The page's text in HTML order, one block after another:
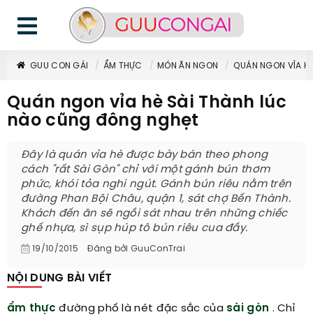
GUU CON GÁI ẨM THỰC MÓN ĂN NGON QUÁN NGON VỈA
Quán ngon vỉa hè Sài Thành lúc
nào cũng đông nghẹt
Đây là quán vỉa hè được bày bán theo phong
cách "rất Sài Gòn" chỉ với một gánh bún thơm
phức, khói tỏa nghi ngút. Gánh bún riêu nằm trên
đường Phan Bội Châu, quận 1, sát chợ Bến Thành.
Khách đến ăn sẽ ngồi sát nhau trên những chiếc
ghế nhựa, sì sụp húp tô bún riêu cua đầy.
19/10/2015 Đăng bởi GuuConTrai
NỘI DUNG BÀI VIẾT
ẩm thực đường phố là nét đặc sắc của sài gòn . Chỉ